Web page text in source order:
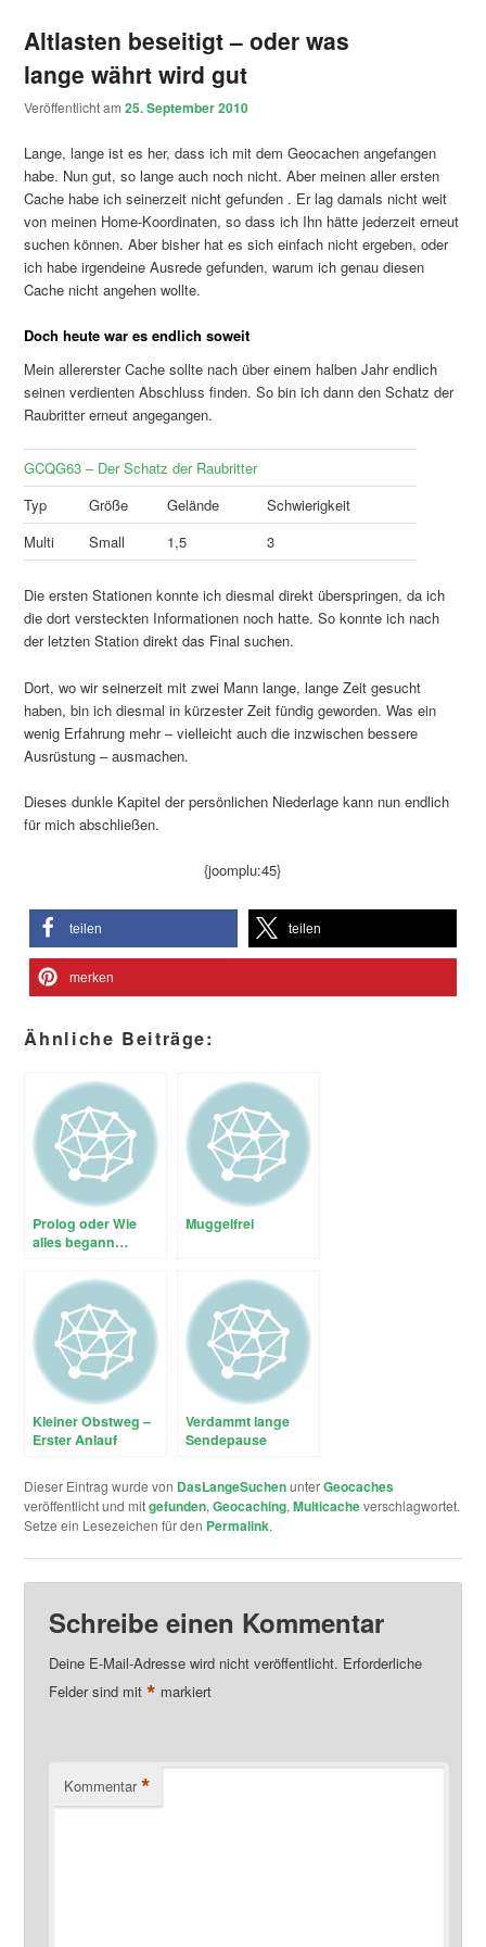
Altlasten beseitigt – oder was
lange währt wird gut
Veröffentlicht am25. September 2010
Lange, lange ist es her, dass ich mit dem Geocachen angefangen
habe. Nun gut, so lange auch noch nicht. Aber meinen aller ersten
Cache habe ich seinerzeit nicht gefunden . Er lag damals nicht weit
von meinen Home-Koordinaten, so dass ich Ihn hätte jederzeit erneut
suchen können. Aber bisher hat es sich einfach nicht ergeben, oder
ich habe irgendeine Ausrede gefunden, warum ich genau diesen
Cache nicht angehen wollte.
Doch heute war es endlich soweit
Mein allererster Cache sollte nach über einem halben Jahr endlich
seinen verdienten Abschluss finden. So bin ich dann den Schatz der
Raubritter erneut angegangen.
GCQG63 – Der Schatz der Raubritter
Typ
Größe Gelände
Schwierigkeit
Multi
Small 1,5 3
Die ersten Stationen konnte ich diesmal direkt überspringen, da ich
die dort versteckten Informationen noch hatte. So konnte ich nach
der letzten Station direkt das Final suchen.
Dort, wo wir seinerzeit mit zwei Mann lange, lange Zeit gesucht
haben, bin ich diesmal in kürzester Zeit fündig geworden. Was ein
wenig Erfahrung mehr – vielleicht auch die inzwischen bessere
Ausrüstung – ausmachen.
Dieses dunkle Kapitel der persönlichen Niederlage kann nun endlich
für mich abschließen.
{joomplu:45}
teilen teilen
merken
Ähnliche Beiträge:
Prolog oder Wie
alles begann…
Muggelfrei
Kleiner Obstweg –
Erster Anlauf
Verdammt lange
Sendepause
Dieser Eintrag wurde von DasLangeSuchenunterGeocaches
veröffentlicht und mitgefunden,Geocaching,Multicacheverschlagwortet.
Setze ein Lesezeichen für den Permalink.
Schreibe einen Kommentar
Deine E-Mail-Adresse wird nicht veröffentlicht. Erforderliche
Felder sind mit * markiert
Kommentar *